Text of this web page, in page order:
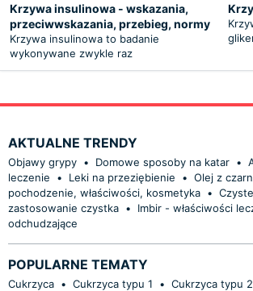
Krzywa insulinowa - wskazania,
przeciwwskazania, przebieg, normy
Krzywa insulinowa to badanie
wykonywane zwykle raz
AKTUALNE TRENDY
Objawy grypy • Domowe sposoby na katar •
leczenie
• Leki na przeziębienie • Olej z
pochodzenie, właściwości, kosmetyka •
zastosowanie czystka •
Imbir - właściwości
odchudzające
POPULARNE TEMATY
Cukrzyca • Cukrzyca typu 1 • Cukrzyca typu 2